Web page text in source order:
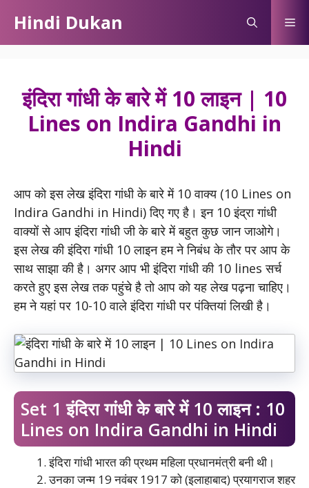
content
Hindi Dukan
इंदिरा गांधी के बारे में 10 लाइन | 10
Lines on Indira Gandhi in
Hindi
आप को इस लेख इंदिरा गांधी के बारे में 10 वाक्य (10 Lines on
Indira Gandhi in Hindi) दिए गए है। इन 10 इंद्रा गांधी
वाक्यों से आप इंदिरा गांधी जी के बारे में बहुत कुछ जान जाओगे।
इस लेख की इंदिरा गांधी 10 लाइन हम ने निबंध के तौर पर आप के
साथ साझा की है। अगर आप भी इंदिरा गांधी की 10 lines सर्च
करते हुए इस लेख तक पहुंचे है तो आप को यह लेख पढ़ना चाहिए।
हम ने यहां पर 10-10 वाले इंदिरा गांधी पर पंक्तियां लिखी है।
Set 1 इंदिरा गांधी के बारे में 10 लाइन : 10
Lines on Indira Gandhi in Hindi
इंदिरा गांधी भारत की प्रथम महिला प्रधानमंत्री बनी थी।
उनका जन्म 19 नवंबर 1917 को (इलाहाबाद) प्रयागराज शहर